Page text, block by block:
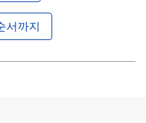
서까지